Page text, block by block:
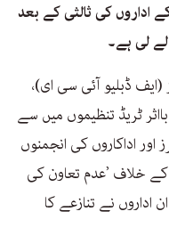
کی ثالثی کے بعد
لے لی ہے۔
(ایف ڈبلیو آئی سی ای)،
ٹریڈ تنظیموں میں سے
اداکاروں کی انجمنوں
کے خلاف ’عدم تعاون کی
اداروں نے تنازعے کا